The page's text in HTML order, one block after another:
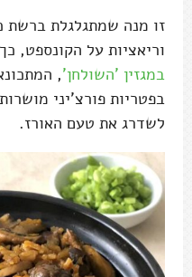
זו מנה שמתגלגלת ברשת
וריאציות על הקונספט,
במגזין 'השולחן',
בפטריות פורצ'יני
לשדרג את טעם האורז.